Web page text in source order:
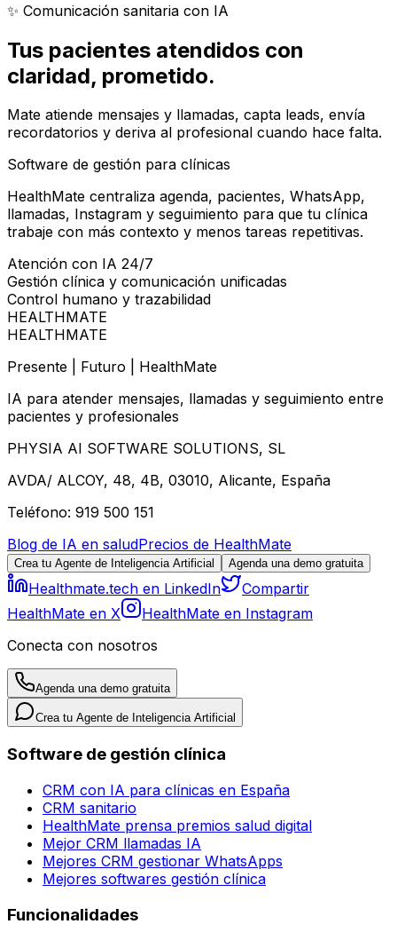
✨ Comunicación sanitaria con IA
Tus pacientes atendidos con
claridad, prometido.
Mate atiende mensajes y llamadas, capta leads, envía
recordatorios y deriva al profesional cuando hace falta.
Software de gestión para clínicas
HealthMate centraliza agenda, pacientes, WhatsApp,
llamadas, Instagram y seguimiento para que tu clínica
trabaje con más contexto y menos tareas repetitivas.
Atención con IA 24/7
Gestión clínica y comunicación unificadas
Control humano y trazabilidad
HEALTHMATE
HEALTHMATE
Presente | Futuro | HealthMate
IA para atender mensajes, llamadas y seguimiento entre
pacientes y profesionales
PHYSIA AI SOFTWARE SOLUTIONS, SL
AVDA/ ALCOY, 48, 4B, 03010, Alicante, España
Teléfono: 919 500 151
Blog de IA en saludPrecios de HealthMate
Crea tu Agente de Inteligencia Artificial Agenda una demo gratuita
Healthmate.tech en LinkedIn
Compartir
HealthMate en X
HealthMate en Instagram
Conecta con nosotros
Agenda una demo gratuita
Crea tu Agente de Inteligencia Artificial
Software de gestión clínica
CRM con IA para clínicas en España
CRM sanitario
HealthMate prensa premios salud digital
Mejor CRM llamadas IA
Mejores CRM gestionar WhatsApps
Mejores softwares gestión clínica
Funcionalidades